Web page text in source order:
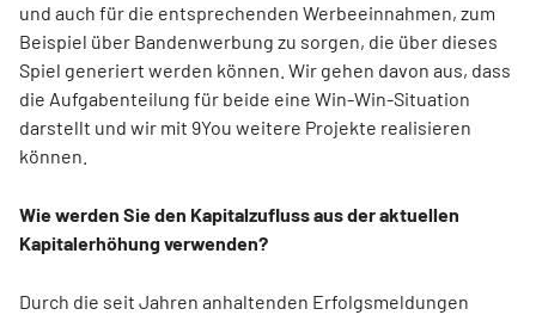
und auch für die entsprechenden Werbeeinnahmen, zum
Beispiel über Bandenwerbung zu sorgen, die über dieses
Spiel generiert werden können. Wir gehen davon aus, dass
die Aufgabenteilung für beide eine Win-Win-Situation
darstellt und wir mit 9You weitere Projekte realisieren
können.
Wie werden Sie den Kapitalzufluss aus der aktuellen
Kapitalerhöhung verwenden?
Durch die seit Jahren anhaltenden Erfolgsmeldungen